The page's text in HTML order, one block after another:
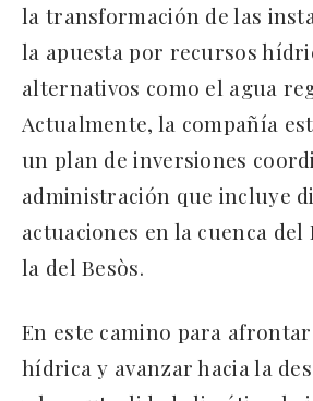
la transformación de las
la apuesta por recursos
alternativos como el agua
Actualmente, la compañía
un plan de inversiones
administración que incluye
actuaciones en la cuenca
la del Besòs.
En este camino para
hídrica y avanzar hacia la